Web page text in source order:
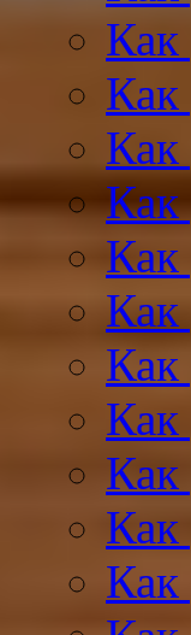
Как
Как
Как
Как
Как
Как
Как
Как
Как
Как
Как